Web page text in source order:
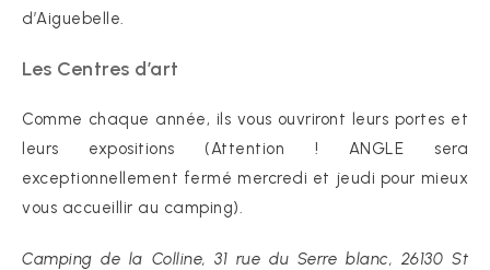
d’Aiguebelle.
Les Centres d’art
Comme chaque année, ils vous ouvriront leurs portes et
leurs expositions (Attention ! ANGLE sera
exceptionnellement fermé mercredi et jeudi pour mieux
vous accueillir au camping).
Camping de la Colline, 31 rue du Serre blanc, 26130 St